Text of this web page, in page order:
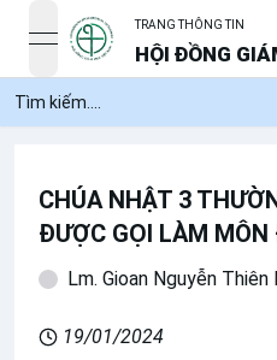
open navigation menu
TRANG THÔNG TIN
HỘI ĐỒNG
CHÚA NHẬT 3
ĐƯỢC GỌI LÀM MÔN
Lm. Gioan Nguyễn Thiên
19/01/2024